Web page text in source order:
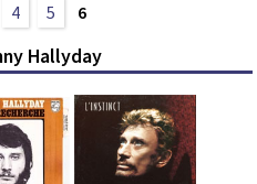
4 5 6
Hallyday